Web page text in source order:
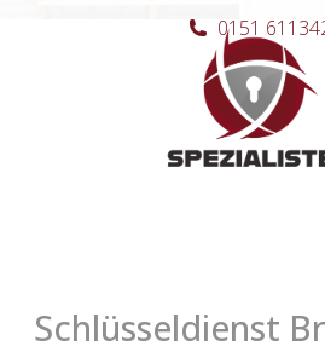
Hauptnavigation
0151
Schlüsseldienst